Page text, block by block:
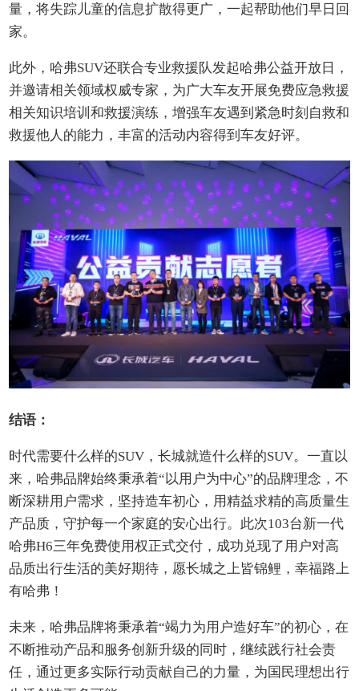
量，将失踪儿童的信息扩散得更广，一起帮助他们早日回
家。
此外，哈弗SUV还联合专业救援队发起哈弗公益开放日，
并邀请相关领域权威专家，为广大车友开展免费应急救援
相关知识培训和救援演练，增强车友遇到紧急时刻自救和
救援他人的能力，丰富的活动内容得到车友好评。
结语：
时代需要什么样的SUV，长城就造什么样的SUV。一直以
来，哈弗品牌始终秉承着“以用户为中心”的品牌理念，不
断深耕用户需求，坚持造车初心，用精益求精的高质量生
产品质，守护每一个家庭的安心出行。此次103台新一代
哈弗H6三年免费使用权正式交付，成功兑现了用户对高
品质出行生活的美好期待，愿长城之上皆锦鲤，幸福路上
有哈弗！
未来，哈弗品牌将秉承着“竭力为用户造好车”的初心，在
不断推动产品和服务创新升级的同时，继续践行社会责
任，通过更多实际行动贡献自己的力量，为国民理想出行